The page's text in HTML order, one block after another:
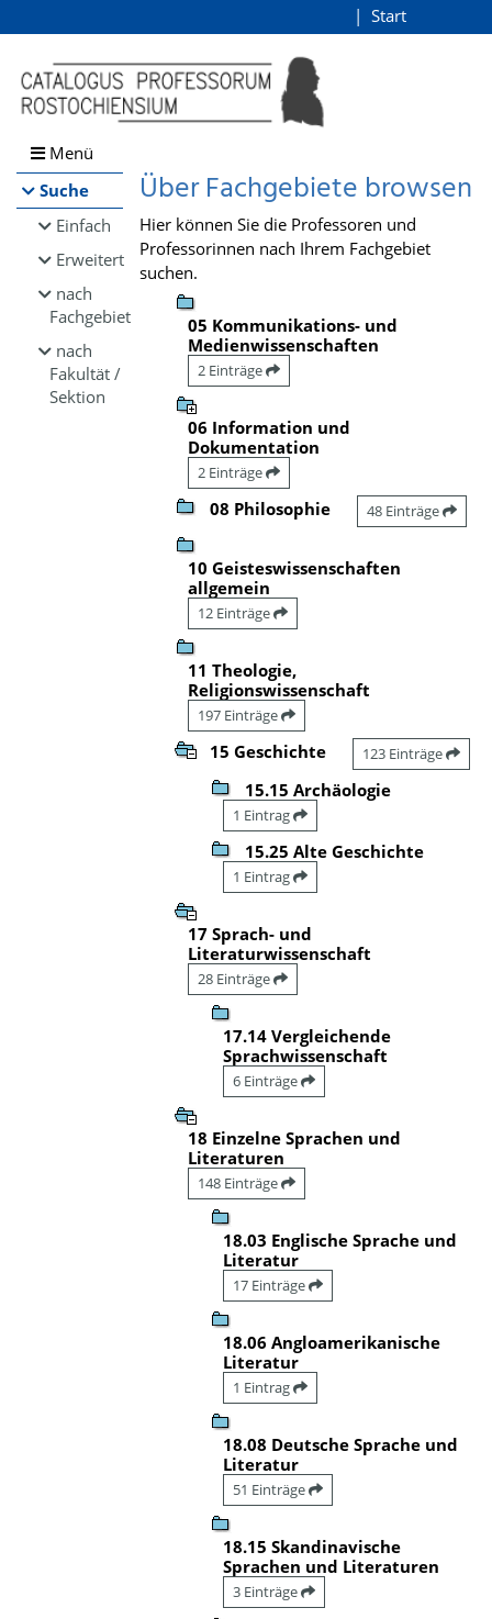
Browsen
direkt zum Inhalt
Start
Menü
Suche
Einfach
Erweitert
nach
Fachgebiet
nach
Fakultät /
Sektion
Über Fachgebiete browsen
Hier können Sie die Professoren und
Professorinnen nach Ihrem Fachgebiet
suchen.
05 Kommunikations- und
Medienwissenschaften
2 Einträge
06 Information und
Dokumentation
2 Einträge
08 Philosophie 48 Einträge
10 Geisteswissenschaften
allgemein
12 Einträge
11 Theologie,
Religionswissenschaft
197 Einträge
15 Geschichte 123 Einträge
15.15 Archäologie
1 Eintrag
15.25 Alte Geschichte
1 Eintrag
17 Sprach- und
Literaturwissenschaft
28 Einträge
17.14 Vergleichende
Sprachwissenschaft
6 Einträge
18 Einzelne Sprachen und
Literaturen
148 Einträge
18.03 Englische Sprache und
Literatur
17 Einträge
18.06 Angloamerikanische
Literatur
1 Eintrag
18.08 Deutsche Sprache und
Literatur
51 Einträge
18.15 Skandinavische
Sprachen und Literaturen
3 Einträge